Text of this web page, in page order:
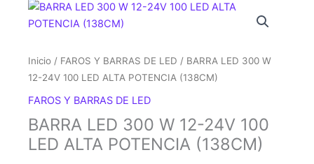
Inicio / FAROS Y BARRAS DE LED / BARRA LED 300 W
12-24V 100 LED ALTA POTENCIA (138CM)
FAROS Y BARRAS DE LED
BARRA LED 300 W 12-24V 100
LED ALTA POTENCIA (138CM)